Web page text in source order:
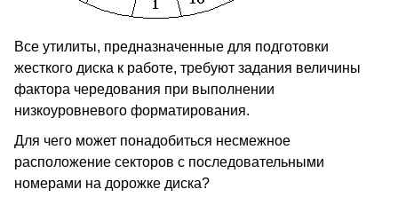
Все утилиты, предназначенные для подготовки
жесткого диска к работе, требуют задания величины
фактора чередования при выполнении
низкоуровневого форматирования.
Для чего может понадобиться несмежное
расположение секторов с последовательными
номерами на дорожке диска?